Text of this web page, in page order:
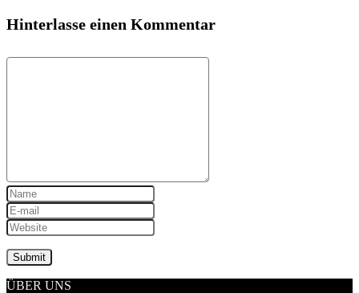
Hinterlasse einen Kommentar
ÜBER UNS